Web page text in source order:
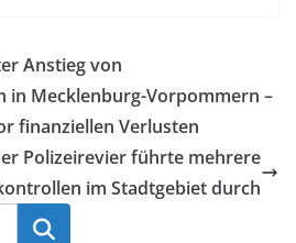
Anstieg von
in Mecklenburg-Vorpommern –
finanziellen Verlusten
Polizeirevier führte mehrere
im Stadtgebiet durch
Suchen